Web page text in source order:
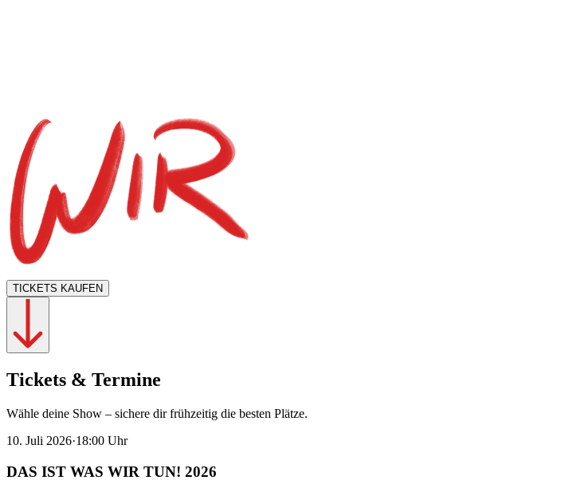
TICKETS KAUFEN
Tickets & Termine
Wähle deine Show – sichere dir frühzeitig die besten Plätze.
10. Juli 2026·18:00 Uhr
DAS IST WAS WIR TUN! 2026